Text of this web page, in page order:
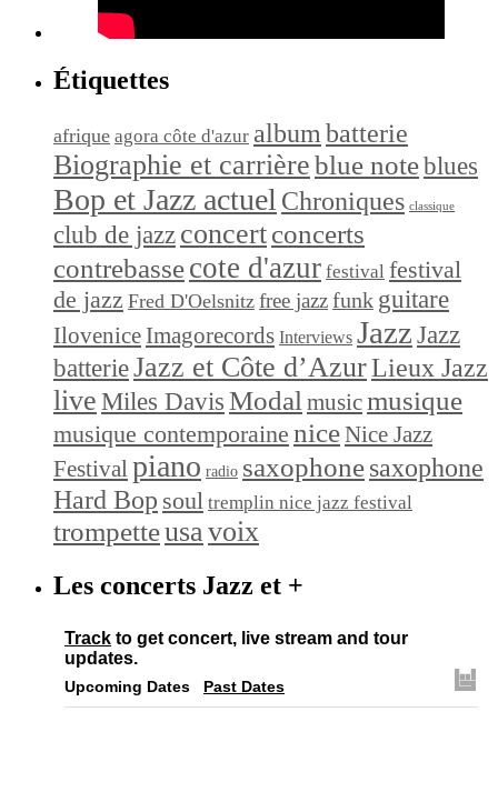
Étiquettes
afrique agora côte d'azur album batterie
Biographie et carrièreblue noteblues
Bop et Jazz actuel Chroniques classique
club de jazz concertconcerts
contrebassecote d'azur festival festival
de jazz Fred D'Oelsnitz free jazzfunk guitare
Ilovenice Imagorecords Interviews Jazz Jazz
batterieJazz et Côte d’AzurLieux Jazz
live Miles Davis Modal musicmusique
musique contemporaine niceNice Jazz
Festival piano radio saxophonesaxophone
Hard Bop soul tremplin nice jazz festival
trompetteusa voix
Les concerts Jazz et +
Track to get concert, live stream and tour
updates.
Upcoming Dates Past Dates